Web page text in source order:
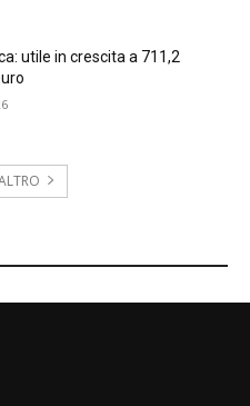
utile in crescita a 711,2